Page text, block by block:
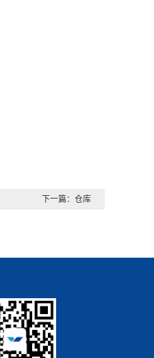
下一篇： 仓库